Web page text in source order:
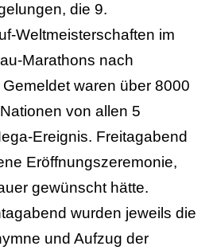
die 9.
Weltmeisterschaften im
Marathons nach
waren über 8000
von allen 5
Ereignis. Freitagabend
Eröffnungszeremonie,
gewünscht hätte.
wurden jeweils die
und Aufzug der